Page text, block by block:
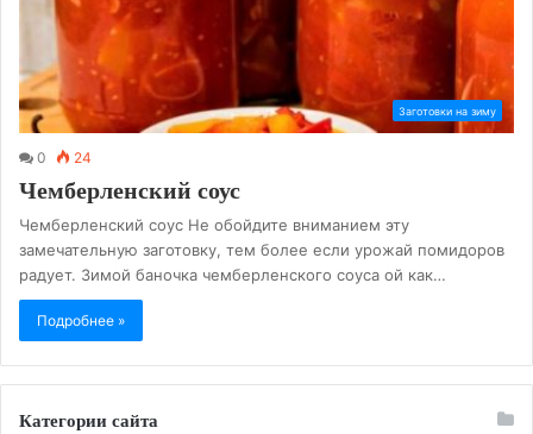
Заготовки на зиму
0 24
Чемберленский соус
Чемберленский соус Не обойдите вниманием эту
замечательную заготовку, тем более если урожай помидоров
радует. Зимой баночка чемберленского соуса ой как…
Подробнее »
Категории сайта